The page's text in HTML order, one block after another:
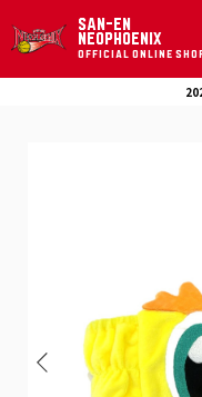
SAN-EN
NEOPHOENIX
OFFICIAL ONLINE